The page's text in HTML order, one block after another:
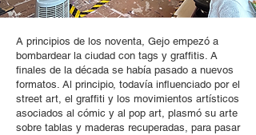
A principios de los noventa, Gejo empezó a
bombardear la ciudad con tags y graffitis. A
finales de la década se había pasado a nuevos
formatos. Al principio, todavía influenciado por el
street art, el graffiti y los movimientos artísticos
asociados al cómic y al pop art, plasmó su arte
sobre tablas y maderas recuperadas, para pasar